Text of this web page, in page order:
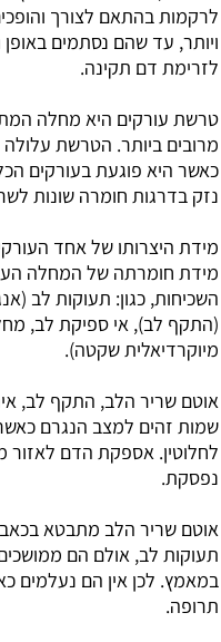
לרקמות בהתאם לצורך
ויותר, עד שהם נסתמים
לזרימת דם תקינה.
טרשת עורקים היא מחלה
מרובים ביותר. הטרשת
כאשר היא פוגעת בעורקים
נזק בדרגות חומרה שונות
מידת היצרותו של אחד
מידת חומרתה של המחלה
השכיחות, כגון: תעוקות לב
(התקף לב), אי ספיקת לב,
מיוקרדיאלית שקטה).
שמות זהים למצב הנגרם
לחלוטין. אספקת הדם לאזור
נפסקת.
אוטם שריר הלב מתבטא
תעוקות לב, אולם הם
במאמץ. לכן אין הם נעלמים
תרופה.